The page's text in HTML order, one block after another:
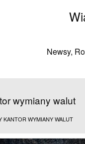
Newsy,
wymiany walut
KANTOR WYMIANY WALUT